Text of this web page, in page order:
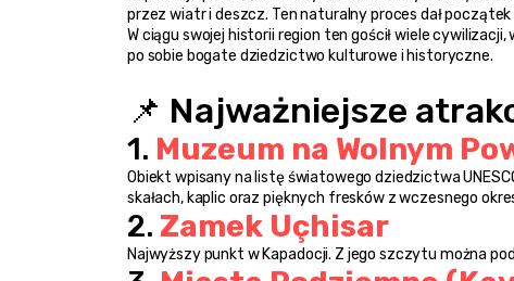
przez wiatr i deszcz. Ten naturalny proces dał początek
W ciągu swojej historii region ten gościł wiele cywilizacji,
po sobie bogate dziedzictwo kulturowe i historyczne.
📌 Najważniejsze
1. Muzeum na Wolnym
Obiekt wpisany na listę światowego dziedzictwa
skałach, kaplic oraz pięknych fresków z wczesnego
2. Zamek Uçhisar
Najwyższy punkt w Kapadocji. Z jego szczytu można